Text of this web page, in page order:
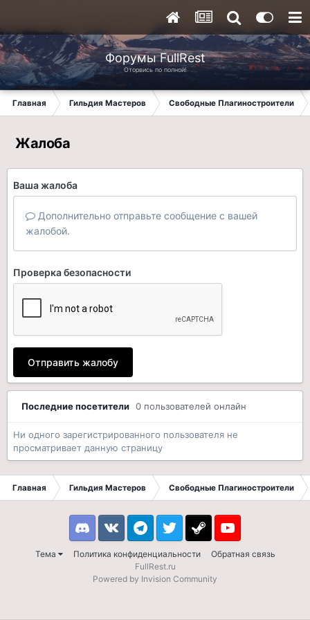
Форумы FullRest
Оторвись по полной!
Главная Гильдия Мастеров Свободные Плагиностроители
Жалоба
Ваша жалоба
Дополнительно отправьте сообщение с вашей
жалобой.
Проверка безопасности
Отправить жалобу
Последние посетители 0 пользователей онлайн
Ни одного зарегистрированного пользователя не
просматривает данную страницу
Главная Гильдия Мастеров Свободные Плагиностроители
Тема Политика конфиденциальности Обратная связь
DiscordVK TelegramTwitter Steam Youtube
FullRest.ru
Powered by Invision Community